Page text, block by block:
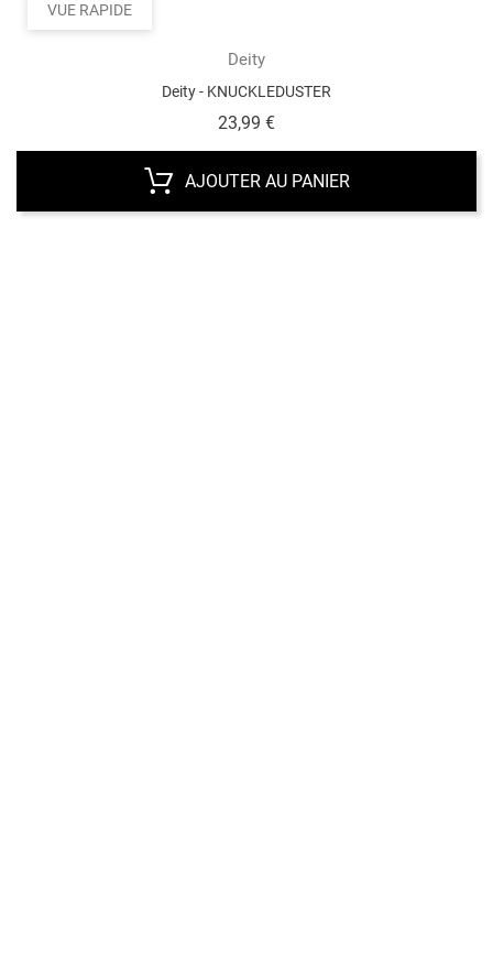
VUE RAPIDE
Deity
Deity - KNUCKLEDUSTER
23,99 €Prix
AJOUTER AU PANIER